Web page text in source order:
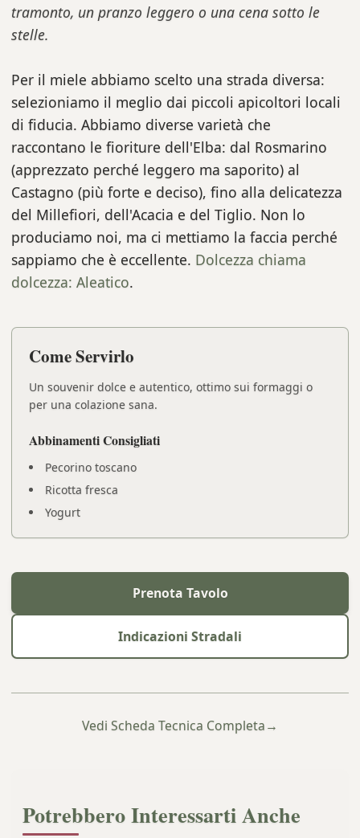
tramonto, un pranzo leggero o una cena sotto le
stelle.
Per il miele abbiamo scelto una strada diversa:
selezioniamo il meglio dai piccoli apicoltori locali
di fiducia. Abbiamo diverse varietà che
raccontano le fioriture dell'Elba: dal Rosmarino
(apprezzato perché leggero ma saporito) al
Castagno (più forte e deciso), fino alla delicatezza
del Millefiori, dell'Acacia e del Tiglio. Non lo
produciamo noi, ma ci mettiamo la faccia perché
sappiamo che è eccellente. Dolcezza chiama
dolcezza: Aleatico.
Come Servirlo
Un souvenir dolce e autentico, ottimo sui formaggi o
per una colazione sana.
Abbinamenti Consigliati
Pecorino toscano
Ricotta fresca
Yogurt
Prenota Tavolo
Indicazioni Stradali
Vedi Scheda Tecnica Completa→
Potrebbero Interessarti Anche